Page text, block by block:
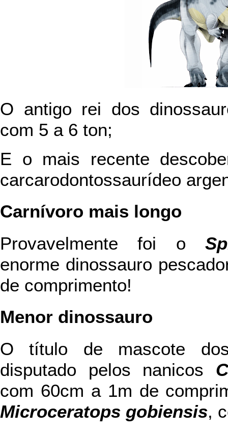
O antigo rei dos
com 5 a 6 ton;
E o mais recente
carcarodontossaurídeo
Carnívoro mais longo
Provavelmente foi o
enorme dinossauro
de comprimento!
Menor dinossauro
O título de mascote
disputado pelos nanicos
com 60cm a 1m de
Microceratops gobiensis,